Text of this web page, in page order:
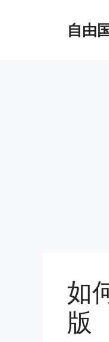
自由
如
版